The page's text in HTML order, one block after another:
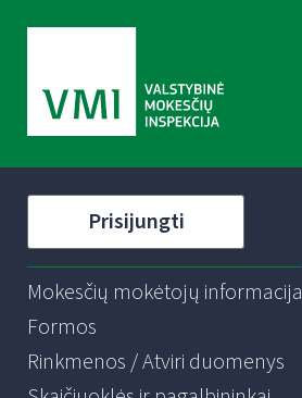
Prisijungti
Mokesčių mokėtojų informacija
Formos
Rinkmenos / Atviri duomenys